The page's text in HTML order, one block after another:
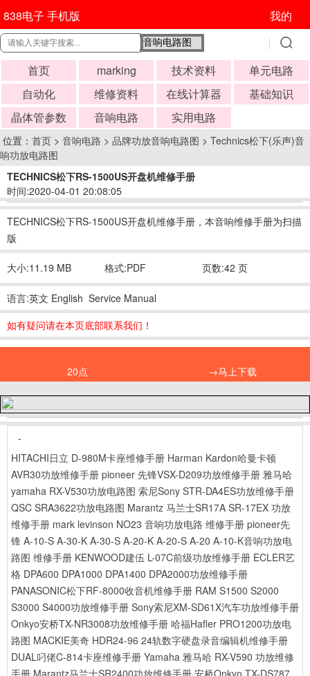
838电子 手机版 我的
首页 marking 技术资料
单元电路
自动化
维修资料 在线计算器
基础知识
晶体管参数
音响电路 实用电路
位置： 首页 > 音响电路 > 品牌功放音响电路图 > Technics松下(乐声)音
响功放电路图
TECHNICS松下RS-1500US开盘机维修手册
时间:2020-04-01 20:08:05
TECHNICS松下RS-1500US开盘机维修手册，本音响维修手册为扫描
版
大小:11.19 MB 格式:PDF 页数:42 页
语言:英文 English Service Manual
如有疑问请在本页底部联系我们！
20点 →马上下载
-
HITACHI日立 D-980M卡座维修手册 Harman Kardon哈曼卡顿
AVR30功放维修手册 pioneer 先锋VSX-D209功放维修手册 雅马哈
yamaha RX-V530功放电路图 索尼Sony STR-DA4ES功放维修手册
QSC SRA3622功放电路图 Marantz 马兰士SR17A SR-17EX 功放
维修手册 mark levinson NO23 音响功放电路 维修手册 pioneer先
锋 A-10-S A-30-K A-30-S A-20-K A-20-S A-20 A-10-K音响功放电
路图 维修手册 KENWOOD建伍 L-07C前级功放维修手册 ECLER艺
格 DPA600 DPA1000 DPA1400 DPA2000功放维修手册
PANASONIC松下RF-8000收音机维修手册 RAM S1500 S2000
S3000 S4000功放维修手册 Sony索尼XM-SD61X汽车功放维修手册
Onkyo安桥TX-NR3008功放维修手册 哈福Hafler PRO1200功放电
路图 MACKIE美奇 HDR24-96 24轨数字硬盘录音编辑机维修手册
DUAL叼佬C-814卡座维修手册 Yamaha 雅马哈 RX-V590 功放维修
手册 Marantz马兰士SR2400功放维修手册 安桥Onkyo TX-DS787